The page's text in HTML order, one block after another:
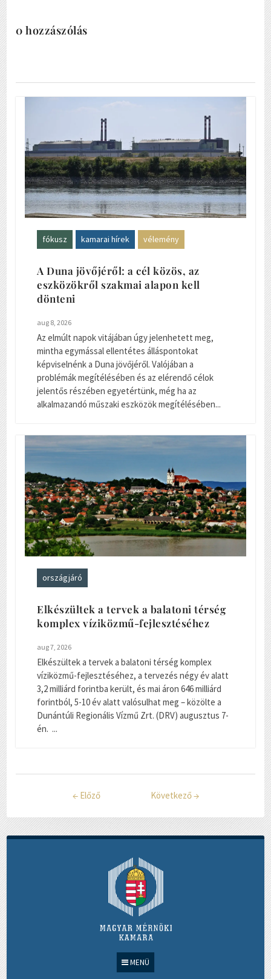
MENÜ
0 hozzászólás
fókusz kamarai hírek vélemény
A Duna jövőjéről: a cél közös, az
eszközökről szakmai alapon kell
dönteni
aug 8, 2026
Az elmúlt napok vitájában úgy jelenhetett meg,
mintha egymással ellentétes álláspontokat
képviselnénk a Duna jövőjéről. Valójában a
problémák megítélésében és az elérendő célok
jelentős részében egyetértünk, még ha az
alkalmazandó műszaki eszközök megítélésében...
országjáró
Elkészültek a tervek a balatoni térség
komplex víziközmű-fejlesztéséhez
aug 7, 2026
Elkészültek a tervek a balatoni térség komplex
víziközmű-fejlesztéséhez, a tervezés négy év alatt
3,2 milliárd forintba került, és mai áron 646 milliárd
forintból, 5-10 év alatt valósulhat meg – közölte a
Dunántúli Regionális Vízmű Zrt. (DRV) augusztus 7-
én. ...
← Előző Következő→